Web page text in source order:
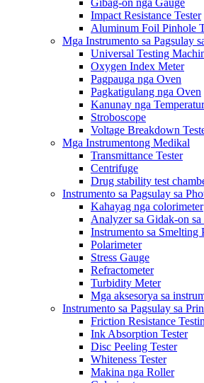
Gibag-on nga Gauge
Impact Resistance Tester
Aluminum Foil Pinhole
Mga Instrumento sa Pagsulay
Universal Testing
Oxygen Index Meter
Pagpauga nga Oven
Pagkatigulang nga Oven
Kanunay nga
Stroboscope
Voltage Breakdown
Mga Instrumentong Medikal
Transmittance Tester
Centrifuge
Drug stability test
Instrumento sa Pagsulay sa
Kahayag nga colorimeter
Analyzer sa Gidak-on
Instrumento sa Smelting
Polarimeter
Stress Gauge
Refractometer
Turbidity Meter
Mga aksesorya sa
Instrumento sa Pagsulay sa
Friction Resistance
Ink Absorption Tester
Disc Peeling Tester
Whiteness Tester
Makina nga Roller